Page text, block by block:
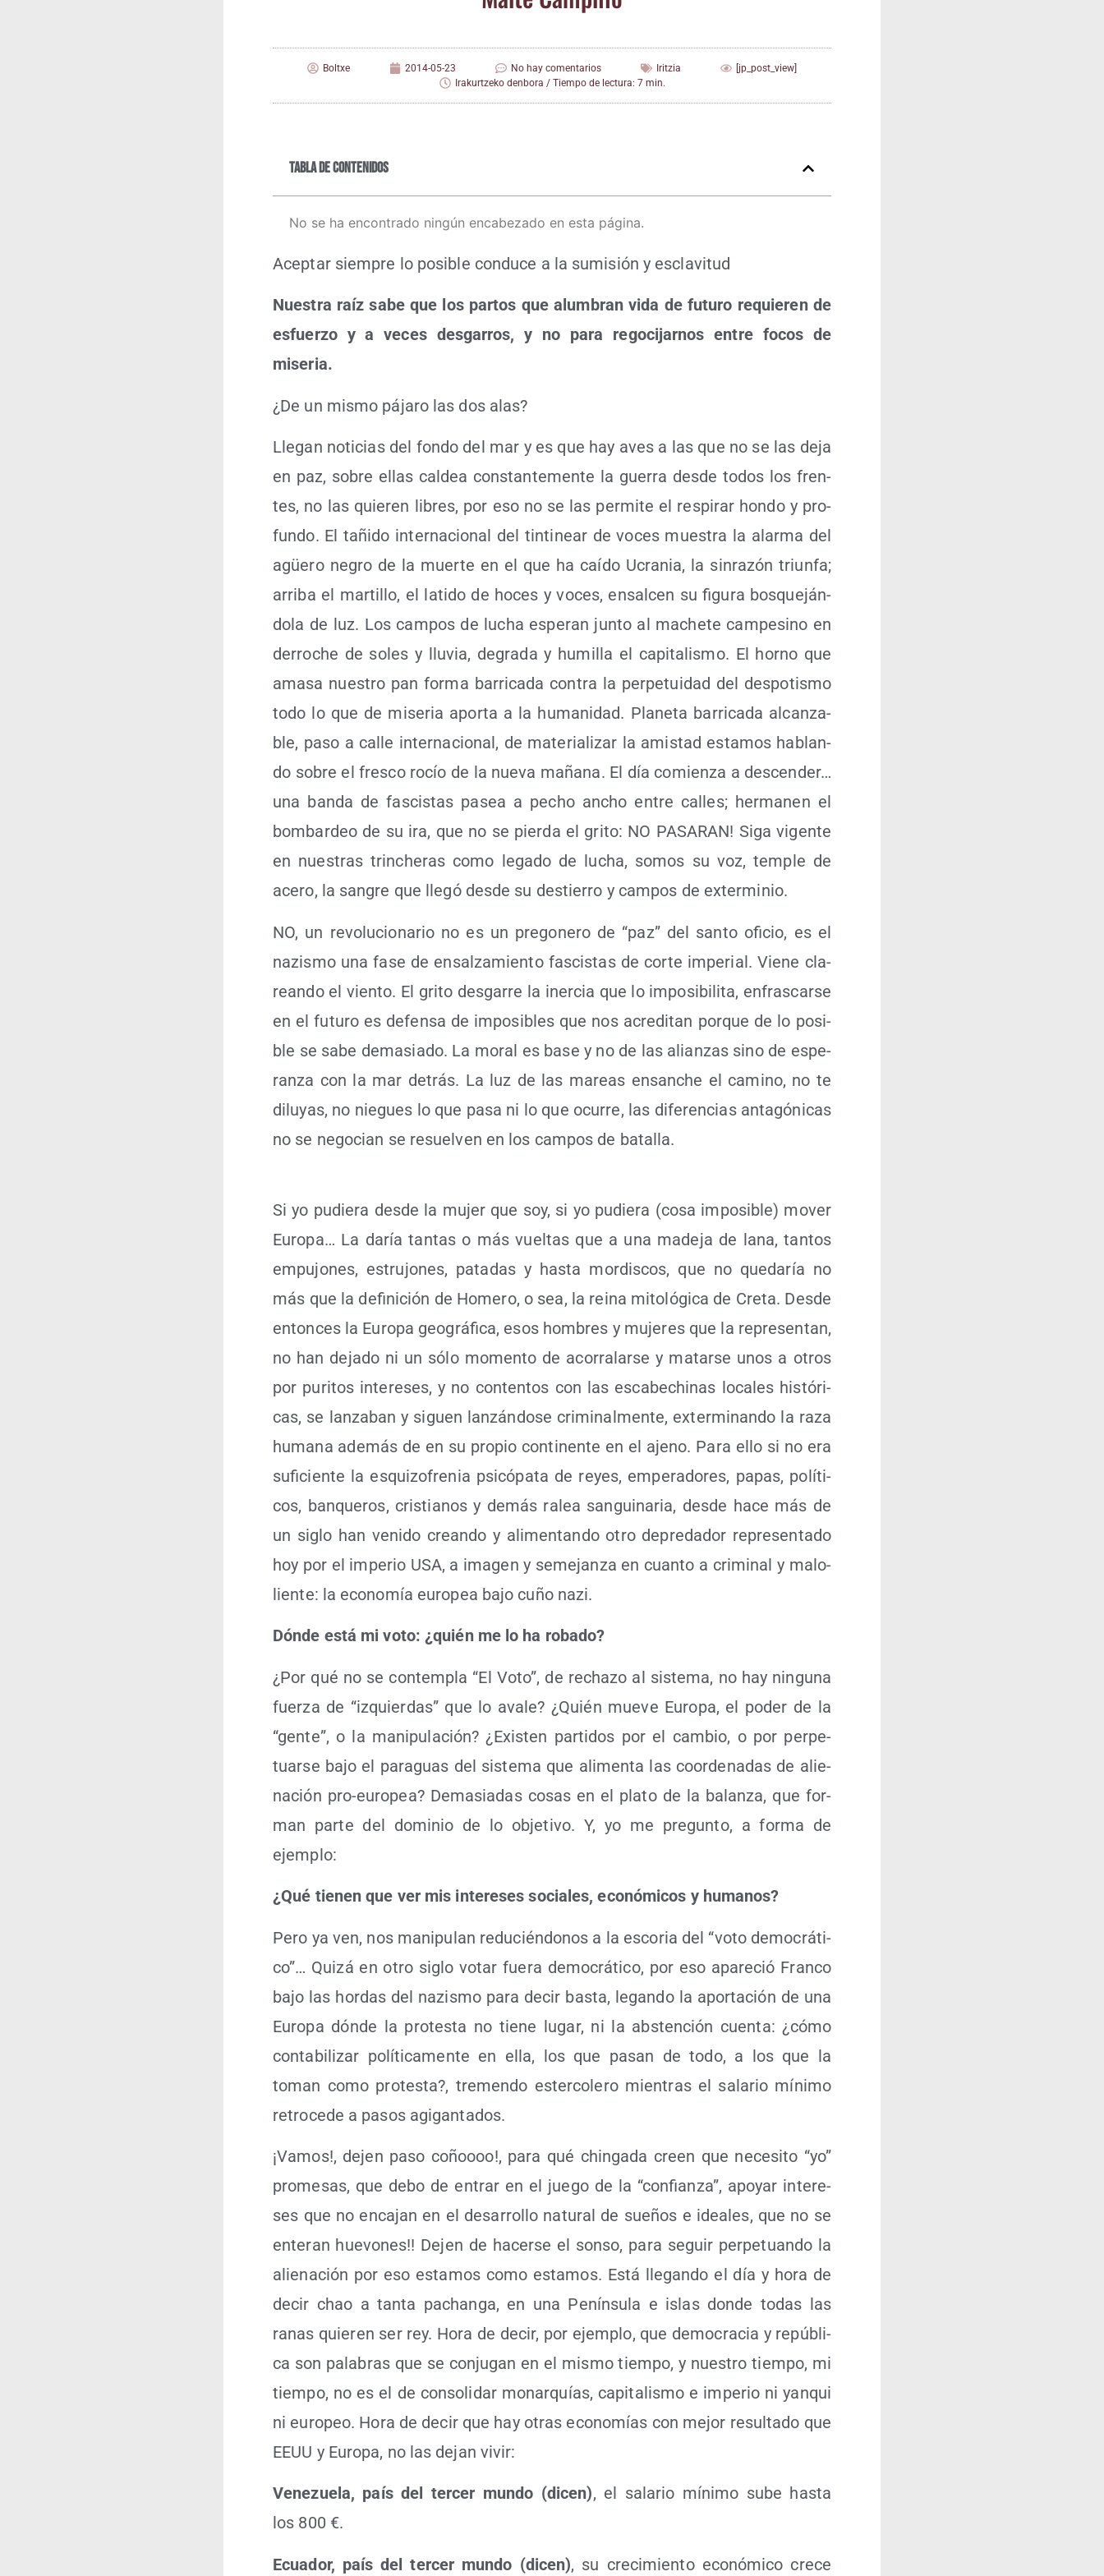
Boltxe 2014-05-23 No hay comentarios Iritzia
[jp_post_view]
Irakurtzeko denbora / Tiempo de lectura: 7 min.
Tabla de contenidos
No se ha encontrado ningún encabezado en esta página.
Acep­tar siem­pre lo posi­ble con­du­ce a la sumi­sión y esclavitud
Nues­tra raíz sabe que los par­tos que alum­bran vida de futu­ro requie­ren de
esfuer­zo y a veces des­ga­rros, y no para rego­ci­jar­nos entre focos de
miseria.
¿De un mis­mo pája­ro las dos alas?
Lle­gan noti­cias del fon­do del mar y es que hay aves a las que no se las deja
en paz, sobre ellas cal­dea cons­tan­te­men­te la gue­rra des­de todos los fren­
tes, no las quie­ren libres, por eso no se las per­mi­te el res­pi­rar hon­do y pro­
fun­do. El tañi­do inter­na­cio­nal del tin­ti­near de voces mues­tra la alar­ma del
agüe­ro negro de la muer­te en el que ha caí­do Ucra­nia, la sin­ra­zón triun­fa;
arri­ba el mar­ti­llo, el lati­do de hoces y voces, ensal­cen su figu­ra bos­que­ján­
do­la de luz. Los cam­pos de lucha espe­ran jun­to al mache­te cam­pe­sino en
derro­che de soles y llu­via, degra­da y humi­lla el capi­ta­lis­mo. El horno que
ama­sa nues­tro pan for­ma barri­ca­da con­tra la per­pe­tui­dad del des­po­tis­mo
todo lo que de mise­ria apor­ta a la huma­ni­dad. Pla­ne­ta barri­ca­da alcan­za­
ble, paso a calle inter­na­cio­nal, de mate­ria­li­zar la amis­tad esta­mos hablan­
do sobre el fres­co rocío de la nue­va maña­na. El día comien­za a des­cen­der…
una ban­da de fas­cis­tas pasea a pecho ancho entre calles; her­ma­nen el
bom­bar­deo de su ira, que no se pier­da el gri­to: NO PASARAN! Siga vigen­te
en nues­tras trin­che­ras como lega­do de lucha, somos su voz, tem­ple de
ace­ro, la san­gre que lle­gó des­de su des­tie­rro y cam­pos de exterminio.
NO, un revo­lu­cio­na­rio no es un pre­go­ne­ro de “paz” del san­to ofi­cio, es el
nazis­mo una fase de ensal­za­mien­to fas­cis­tas de cor­te impe­rial. Vie­ne cla­
rean­do el vien­to. El gri­to des­ga­rre la iner­cia que lo impo­si­bi­li­ta, enfras­car­se
en el futu­ro es defen­sa de impo­si­bles que nos acre­di­tan por­que de lo posi­
ble se sabe dema­sia­do. La moral es base y no de las alian­zas sino de espe­
ran­za con la mar detrás. La luz de las mareas ensan­che el camino, no te
dilu­yas, no nie­gues lo que pasa ni lo que ocu­rre, las dife­ren­cias anta­gó­ni­cas
no se nego­cian se resuel­ven en los cam­pos de batalla.
Si yo pudie­ra des­de la mujer que soy, si yo pudie­ra (cosa impo­si­ble) mover
Euro­pa… La daría tan­tas o más vuel­tas que a una made­ja de lana, tan­tos
empu­jo­nes, estru­jo­nes, pata­das y has­ta mor­dis­cos, que no que­da­ría no
más que la defi­ni­ción de Home­ro, o sea, la rei­na mito­ló­gi­ca de Cre­ta. Des­de
enton­ces la Euro­pa geo­grá­fi­ca, esos hom­bres y muje­res que la repre­sen­tan,
no han deja­do ni un sólo momen­to de aco­rra­lar­se y matar­se unos a otros
por puri­tos intere­ses, y no con­ten­tos con las esca­be­chi­nas loca­les his­tó­ri­
cas, se lan­za­ban y siguen lan­zán­do­se cri­mi­nal­men­te, exter­mi­nan­do la raza
huma­na ade­más de en su pro­pio con­ti­nen­te en el ajeno. Para ello si no era
sufi­cien­te la esqui­zo­fre­nia psi­có­pa­ta de reyes, empe­ra­do­res, papas, polí­ti­
cos, ban­que­ros, cris­tia­nos y demás ralea san­gui­na­ria, des­de hace más de
un siglo han veni­do crean­do y ali­men­tan­do otro depre­da­dor repre­sen­ta­do
hoy por el impe­rio USA, a ima­gen y seme­jan­za en cuan­to a cri­mi­nal y malo­
lien­te: la eco­no­mía euro­pea bajo cuño nazi.
Dón­de está mi voto: ¿quién me lo ha robado?
¿Por qué no se con­tem­pla “El Voto”, de recha­zo al sis­te­ma, no hay nin­gu­na
fuer­za de “izquier­das” que lo ava­le? ¿Quién mue­ve Euro­pa, el poder de la
“gen­te”, o la mani­pu­la­ción? ¿Exis­ten par­ti­dos por el cam­bio, o por per­pe­
tuar­se bajo el para­guas del sis­te­ma que ali­men­ta las coor­de­na­das de alie­
na­ción pro-euro­pea? Dema­sia­das cosas en el pla­to de la balan­za, que for­
man par­te del domi­nio de lo obje­ti­vo. Y, yo me pre­gun­to, a for­ma de
ejemplo:
¿Qué tie­nen que ver mis intere­ses socia­les, eco­nó­mi­cos y humanos?
Pero ya ven, nos mani­pu­lan redu­cién­do­nos a la esco­ria del “voto demo­crá­ti­
co”… Qui­zá en otro siglo votar fue­ra demo­crá­ti­co, por eso apa­re­ció Fran­co
bajo las hor­das del nazis­mo para decir bas­ta, legan­do la apor­ta­ción de una
Euro­pa dón­de la pro­tes­ta no tie­ne lugar, ni la abs­ten­ción cuen­ta: ¿cómo
con­ta­bi­li­zar polí­ti­ca­men­te en ella, los que pasan de todo, a los que la
toman como pro­tes­ta?, tre­men­do ester­co­le­ro mien­tras el sala­rio míni­mo
retro­ce­de a pasos agigantados.
¡Vamos!, dejen paso coñoooo!, para qué chin­ga­da creen que nece­si­to “yo”
pro­me­sas, que debo de entrar en el jue­go de la “con­fian­za”, apo­yar intere­
ses que no enca­jan en el desa­rro­llo natu­ral de sue­ños e idea­les, que no se
ente­ran hue­vo­nes!! Dejen de hacer­se el son­so, para seguir per­pe­tuan­do la
alie­na­ción por eso esta­mos como esta­mos. Está lle­gan­do el día y hora de
decir chao a tan­ta pachan­ga, en una Penín­su­la e islas don­de todas las
ranas quie­ren ser rey. Hora de decir, por ejem­plo, que demo­cra­cia y repú­bli­
ca son pala­bras que se con­ju­gan en el mis­mo tiem­po, y nues­tro tiem­po, mi
tiem­po, no es el de con­so­li­dar monar­quías, capi­ta­lis­mo e impe­rio ni yan­qui
ni euro­peo. Hora de decir que hay otras eco­no­mías con mejor resul­ta­do que
EEUU y Euro­pa, no las dejan vivir:
Vene­zue­la, país del ter­cer mun­do (dicen), el sala­rio míni­mo sube has­ta
los 800 €.
Ecua­dor, país del ter­cer mun­do (dicen), su cre­ci­mien­to eco­nó­mi­co cre­ce